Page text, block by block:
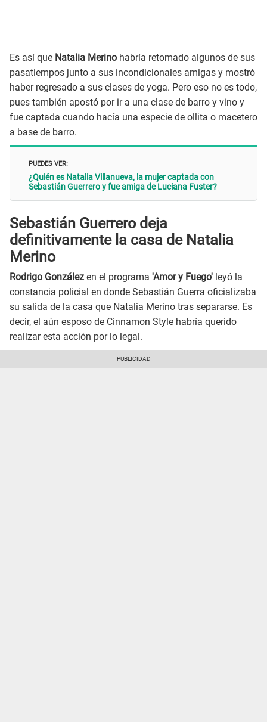
Es así que Natalia Merino habría retomado algunos de sus
pasatiempos junto a sus incondicionales amigas y mostró
haber regresado a sus clases de yoga. Pero eso no es todo,
pues también apostó por ir a una clase de barro y vino y
fue captada cuando hacía una especie de ollita o macetero
a base de barro.
PUEDES VER:
¿Quién es Natalia Villanueva, la mujer captada con
Sebastián Guerrero y fue amiga de Luciana Fuster?
Sebastián Guerrero deja
definitivamente la casa de Natalia
Merino
Rodrigo González en el programa 'Amor y Fuego' leyó la
constancia policial en donde Sebastián Guerra oficializaba
su salida de la casa que Natalia Merino tras separarse. Es
decir, el aún esposo de Cinnamon Style habría querido
realizar esta acción por lo legal.